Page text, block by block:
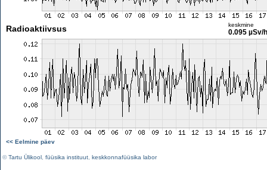
Radioaktiivsus keskmine
0.095 µSv/h
<< Eelmine päev
©Tartu Ülikool füüsika instituut keskkonnafüüsika labor